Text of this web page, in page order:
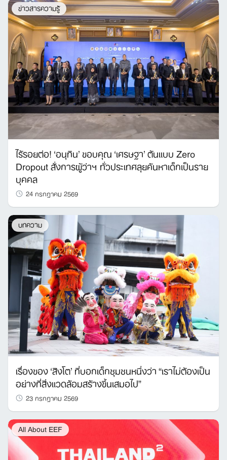
ข่าวสารความรู้
ไร้รอยต่อ! ‘อนุทิน’ ขอบคุณ ‘เศรษฐา’ ต้นแบบ Zero
Dropout สั่งการผู้ว่าฯ ทั่วประเทศลุยค้นหาเด็กเป็นราย
บุคคล
24 กรกฎาคม 2569
บทความ
เรื่องของ ‘สิงโต’ ที่บอกเด็กชุมชนหนึ่งว่า “เราไม่ต้องเป็น
อย่างที่สิ่งแวดล้อมสร้างขึ้นเสมอไป”
23 กรกฎาคม 2569
All About EEF